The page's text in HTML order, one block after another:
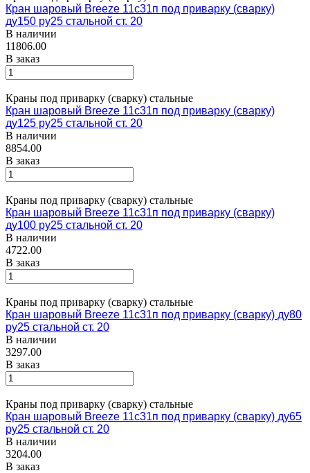
Кран шаровый Breeze 11с31п под приварку (сварку)
ду150 ру25 стальной ст. 20
В наличии
11806.00
В заказ
Краны под приварку (сварку) стальные
Кран шаровый Breeze 11с31п под приварку (сварку)
ду125 ру25 стальной ст. 20
В наличии
8854.00
В заказ
Краны под приварку (сварку) стальные
Кран шаровый Breeze 11с31п под приварку (сварку)
ду100 ру25 стальной ст. 20
В наличии
4722.00
В заказ
Краны под приварку (сварку) стальные
Кран шаровый Breeze 11с31п под приварку (сварку) ду80
ру25 стальной ст. 20
В наличии
3297.00
В заказ
Краны под приварку (сварку) стальные
Кран шаровый Breeze 11с31п под приварку (сварку) ду65
ру25 стальной ст. 20
В наличии
3204.00
В заказ